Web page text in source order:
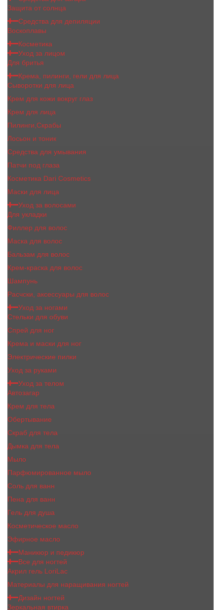
Защита от солнца
Средства для депиляции
Воскоплавы
Косметика
Уход за лицом
Для бритья
Крема, пилинги, гели для лица
Сыворотки для лица
Крем для кожи вокруг глаз
Крем для лица
Пилинги,Скрабы
Лосьон и тоник
Средства для умывания
Патчи под глаза
Косметика Dari Cosmetics
Маски для лица
Уход за волосами
Для укладки
Филлер для волос
Маска для волос
Бальзам для волос
Крем-краска для волос
Шампунь
Расчски, аксессуары для волос
Уход за ногами
Стельки для обуви
Спрей для ног
Крема и маски для ног
Электрические пилки
Уход за руками
Уход за телом
Автозагар
Крем для тела
Обертывание
Скраб для тела
Дымка для тела
Мыло
Парфюмированное мыло
Соль для ванн
Пена для ванн
Гель для душа
Косметическое масло
Эфирное масло
Маникюр и педикюр
Все для ногтей
Акрил гель LoriLac
Материалы для наращивания ногтей
Дизайн ногтей
Зеркальная втирка